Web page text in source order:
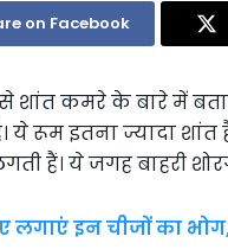
on Facebook
कमरे के बारे में
ये रूम इतना ज्यादा
हैं। ये जगह बाहरी
लगाएं इन चीजों का